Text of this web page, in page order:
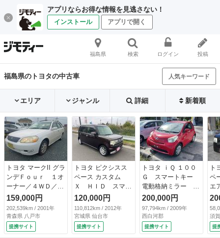
アプリならお得な情報を見逃さない！
インストール アプリで開く
福島県 検索 ログイン 投稿
福島県のトヨタの中古車 人気キーワード
エリア ジャンル 詳細 新着順
トヨタ マークII グラ
ンデＦｏｕｒ １オ
ーナー／４ＷＤ／パ
ワーシート／寒冷地
仕様／ドアミラーヒ
ーター／オートライ
ト／純正アルミ／リ
モコンキー／ＥＴＣ
159,000円
202,539km / 2001年
青森県 八戸市
提携サイト
トヨタ ピクシスス
ペース カスタム
Ｘ ＨＩＤ スマー
トキー アイドリン
グストップ 電動格
納ミラー ベンチシ
ート ＣＶＴ 盗難
防止システム ＡＢ
120,000円
110,812km / 2012年
宮城県 仙台市
提携サイト
トヨタ ｉＱ １００
Ｇ スマートキー
電動格納ミラー Ｃ
ＶＴ 盗難防止シス
テム 衝突安全ボデ
ィ ＡＢＳ ＥＳ
Ｃ ＣＤ カセッ
ト エアコン パワ
200,000円
97,794km / 2009年
西白河郡
提携サイト
ト
ペ
エ
テ
ウ
エ
エ
Ｓ
須
提